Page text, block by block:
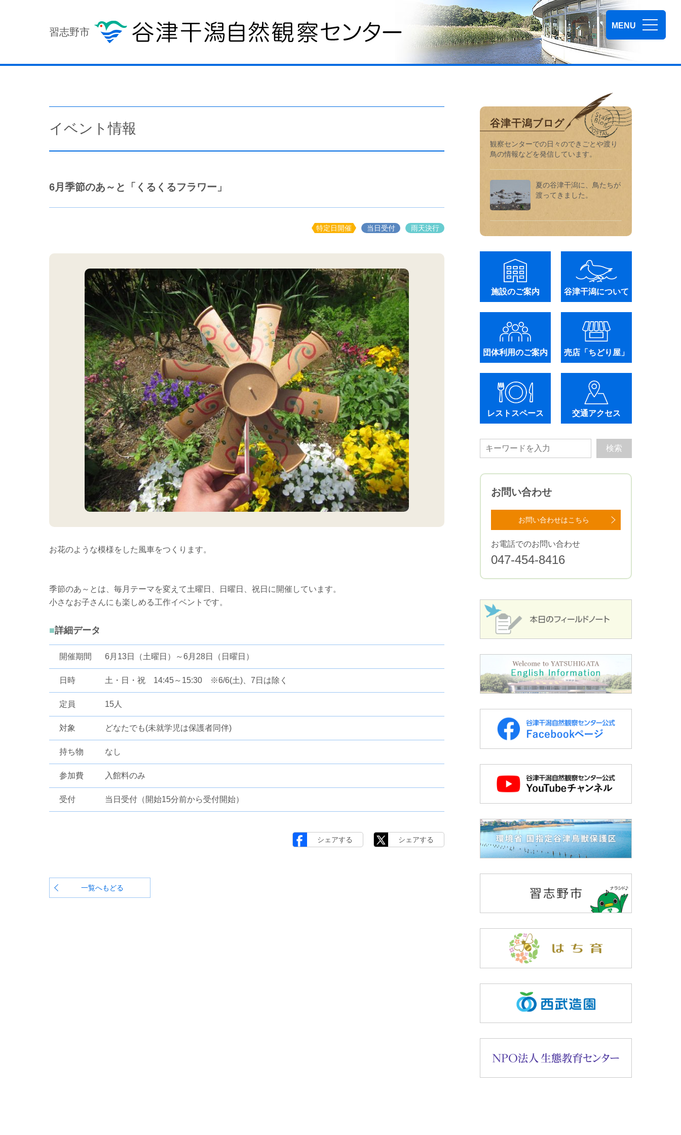
習志野市
MENU
イベント情報
6月季節のあ～と「くるくるフラワー」
特定日開催 当日受付 雨天決行
お花のような模様をした風車をつくります。
季節のあ～とは、毎月テーマを変えて土曜日、日曜日、祝日に開催しています。
小さなお子さんにも楽しめる工作イベントです。
詳細データ
開催期間 6月13日（土曜日）～6月28日（日曜日）
日時 土・日・祝 14:45～15:30 ※6/6(土)、7日は除く
定員 15人
対象 どなたでも(未就学児は保護者同伴)
持ち物 なし
参加費 入館料のみ
受付 当日受付（開始15分前から受付開始）
シェアする シェアする
一覧へもどる
谷津干潟ブログ
観察センターでの⽇々のできごとや渡り
⿃の情報などを発信しています。
夏の谷津干潟に、鳥たちが
渡ってきました。
施設のご案内 谷津干潟について
団体利用のご案内 売店「ちどり屋」
レストスペース 交通アクセス
お問い合わせ
お問い合わせはこちら
お電話でのお問い合わせ
047-454-8416